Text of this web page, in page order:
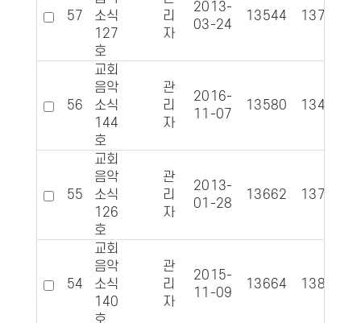
57
소식
127
호
리
자
2013-
03-24
13544 1373
56
교회
음악
소식
144
호
관
리
자
2016-
11-07
13580 1341
55
교회
음악
소식
126
호
관
리
자
2013-
01-28
13662 1378
54
교회
음악
소식
140
호
관
리
자
2015-
11-09
13664 1382